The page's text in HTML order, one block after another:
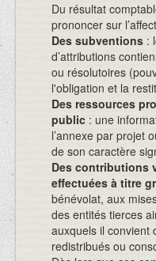
Du résultat
prononcer sur
Des subventions :
d’attributions
ou résolutoires
l'obligation et la
Des ressources
public : une
l’annexe par projet
de son caractère
Des contributions
effectuées à titre
bénévolat, aux
des entités tierces
auxquels il convient
redistribués ou